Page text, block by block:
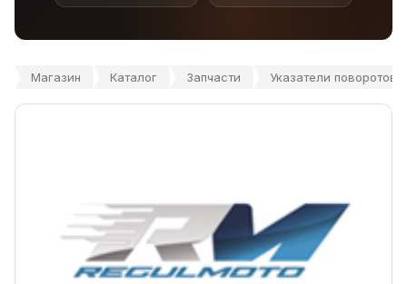
Магазин Каталог Запчасти Указатели поворотов